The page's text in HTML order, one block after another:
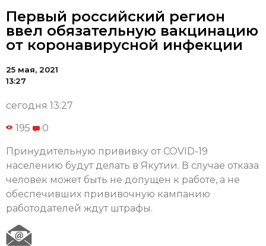
Первый российский регион
ввел обязательную вакцинацию
от коронавирусной инфекции
25 мая, 2021
13:27
сегодня 13:27
195 0
Принудительную прививку от COVID-19
населению будут делать в Якутии. В случае отказа
человек может быть не допущен к работе, а не
обеспечивших прививочную кампанию
работодателей ждут штрафы.